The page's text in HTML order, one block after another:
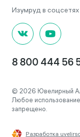
8 800 444 56
© 2026 Ювелирный
Любое
запрещено.
Разработка